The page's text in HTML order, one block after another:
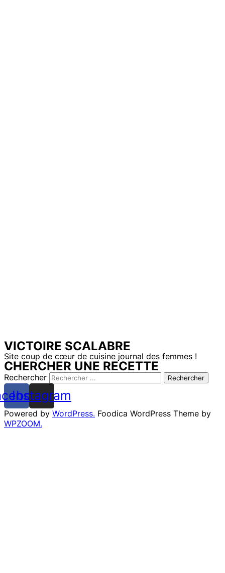
VICTOIRE SCALABRE
Site coup de cœur de cuisine journal des femmes !
CHERCHER UNE RECETTE
Rechercher Rechercher
Instagram
Powered by WordPress. Foodica WordPress Theme by
WPZOOM.